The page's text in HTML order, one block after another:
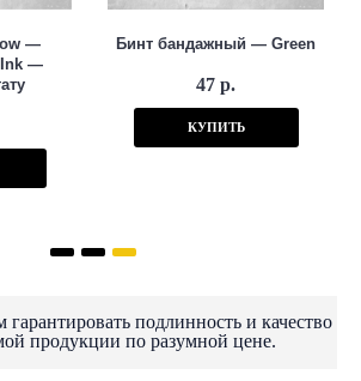
—
Ink —
Бинт бандажный — Green
47 р.
КУПИТЬ
гарантировать подлинность и качество
продукции по разумной цене.